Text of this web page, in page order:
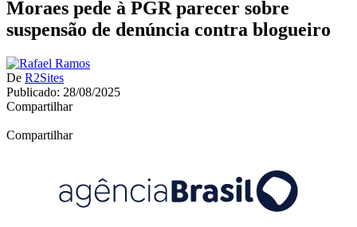
Moraes pede à PGR parecer sobre
suspensão de denúncia contra blogueiro
De R2Sites
Publicado: 28/08/2025
Compartilhar
Compartilhar